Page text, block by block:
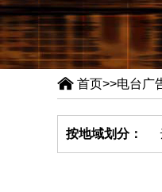
 首页>>电台广
按地域划分：